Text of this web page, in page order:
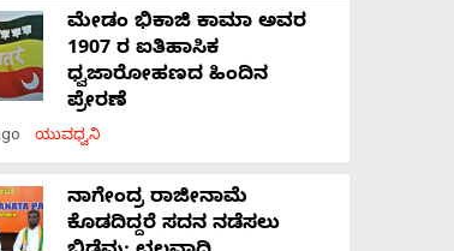
ಮೇಡಂ ಭಿಕಾಜಿ ಕಾಮಾ ಅವರ
1907 ರ ಐತಿಹಾಸಿಕ
ಧ್ವಜಾರೋಹಣದ ಹಿಂದಿನ
ಪ್ರೇರಣೆ
ಯುವಧ್ವನಿ
ನಾಗೇಂದ್ರ ರಾಜೀನಾಮೆ
ಕೊಡದಿದ್ದರೆ ಸದನ ನಡೆಸಲು